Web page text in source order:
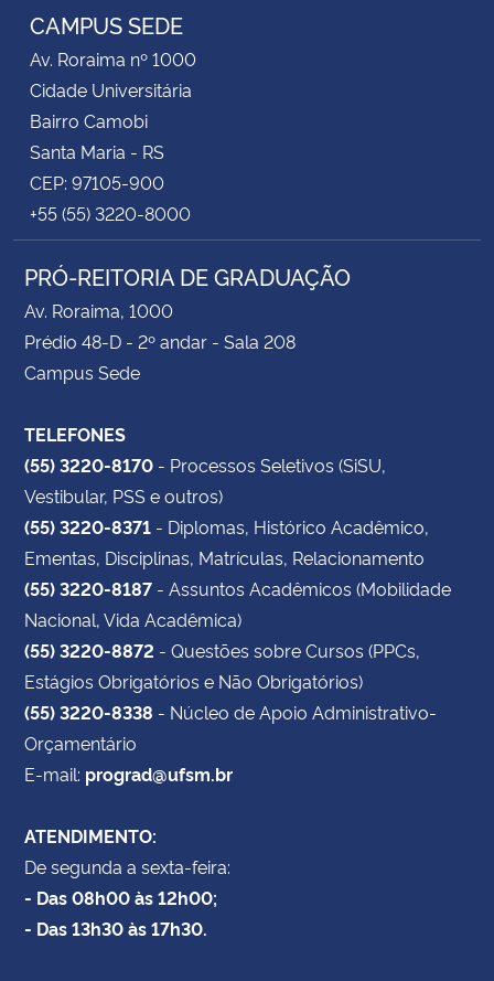
CAMPUS SEDE
Av. Roraima nº 1000
Cidade Universitária
Bairro Camobi
Santa Maria - RS
CEP: 97105-900
+55 (55) 3220-8000
PRÓ-REITORIA DE GRADUAÇÃO
Av. Roraima, 1000
Prédio 48-D - 2º andar - Sala 208
Campus Sede
TELEFONES
(55) 3220-8170 - Processos Seletivos (SiSU,
Vestibular, PSS e outros)
(55) 3220-8371 - Diplomas, Histórico Acadêmico,
Ementas, Disciplinas, Matrículas, Relacionamento
(55) 3220-8187 - Assuntos Acadêmicos (Mobilidade
Nacional, Vida Acadêmica)
(55) 3220-8872 - Questões sobre Cursos (PPCs,
Estágios Obrigatórios e Não Obrigatórios)
(55) 3220-8338 - Núcleo de Apoio Administrativo-
Orçamentário
E-mail: prograd@ufsm.br
ATENDIMENTO:
De segunda a sexta-feira:
- Das 08h00 às 12h00;
- Das 13h30 às 17h30.